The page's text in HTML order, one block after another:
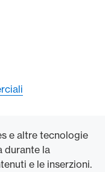
e altre tecnologie
durante la
e le inserzioni.